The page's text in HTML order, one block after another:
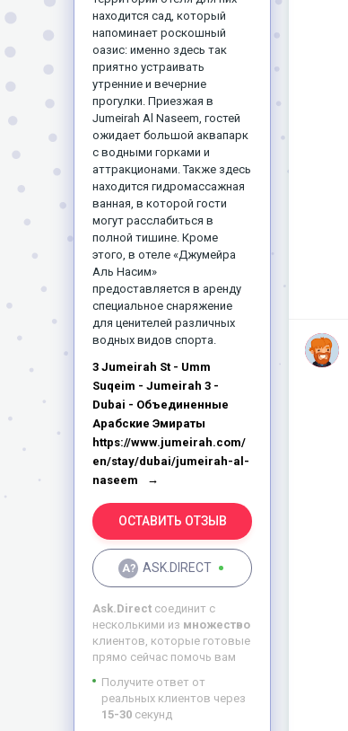
находится сад, который
напоминает роскошный
оазис: именно здесь так
приятно устраивать
утренние и вечерние
прогулки. Приезжая в
Jumeirah Al Naseem, гостей
ожидает большой аквапарк
с водными горками и
аттракционами. Также здесь
находится гидромассажная
ванная, в которой гости
могут расслабиться в
полной тишине. Кроме
этого, в отеле «Джумейра
Аль Насим»
предоставляется в аренду
специальное снаряжение
для ценителей различных
водных видов спорта.
3 Jumeirah St - Umm
Suqeim - Jumeirah 3 -
Dubai - Объединенные
Арабские Эмираты
https://www.jumeirah.com/
en/stay/dubai/jumeirah-al-
naseem
ОСТАВИТЬ ОТЗЫВ
ASK.DIRECT
Ask.Direct соединит с
несколькими из множество
клиентов, которые готовые
прямо сейчас помочь вам
Получите ответ от
реальных клиентов через
15-30 секунд